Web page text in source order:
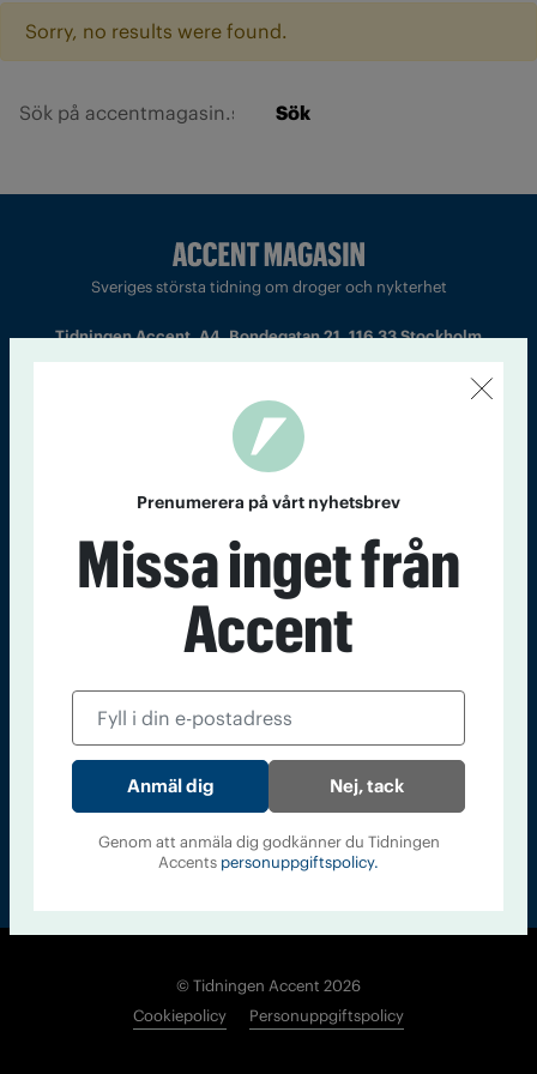
Sorry, no results were found.
Sök
Sveriges största tidning om droger och nykterhet
Tidningen Accent, A4, Bondegatan 21, 116 33 Stockholm
Chefredaktör och ansvarig utgivare: Barbro Janson Lundkvist,
barbro@a4.se.
Kontakt Om Tidningen Tidningsarkiv In English
Läs tidigare
Accent
© Tidningen Accent 2026
Cookiepolicy
Personuppgiftspolicy
Prenumerera på vårt nyhetsbrev
Missa inget från
Accent
Nej, tack
Genom att anmäla dig godkänner du Tidningen
Accents personuppgiftspolicy.